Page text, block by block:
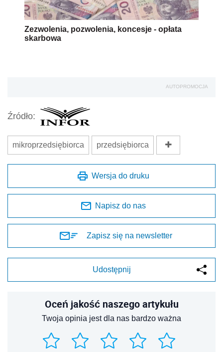
Zezwolenia, pozwolenia, koncesje - opłata
skarbowa
AUTOPROMOCJA
Źródło:
mikroprzedsiębiorca przedsiębiorca
Wersja do druku
Napisz do nas
Zapisz się na newsletter
Udostępnij
Oceń jakość naszego artykułu
Twoja opinia jest dla nas bardzo ważna